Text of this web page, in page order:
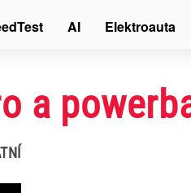
a
AI Elektroauta